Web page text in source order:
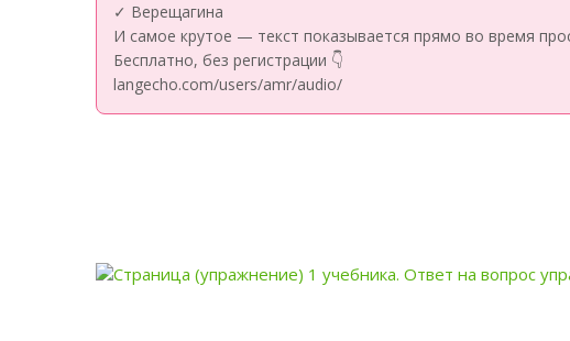
✓ Верещагина
И самое крутое — текст показывается прямо во время
Бесплатно, без регистрации 👇
langecho.com/users/amr/audio/